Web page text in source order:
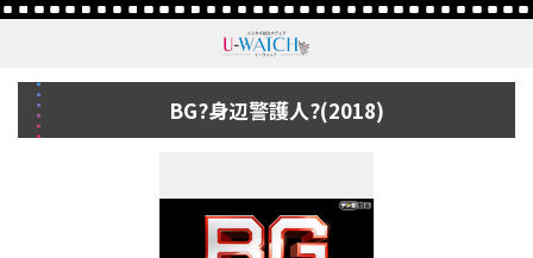
BG?身辺警護人?(2018)